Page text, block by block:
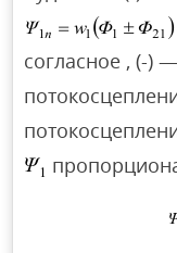
согласное , (-)